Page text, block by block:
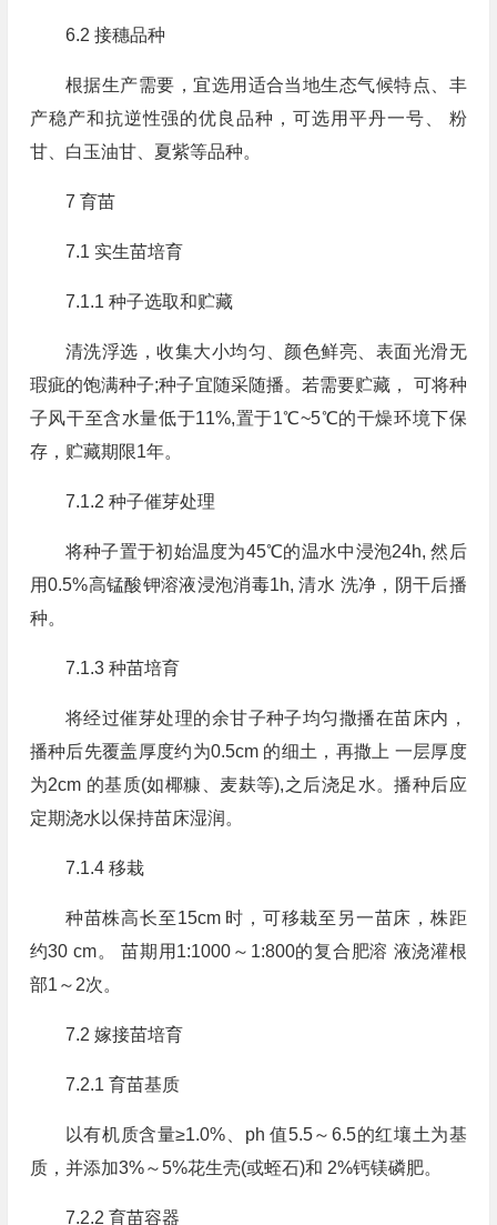
6.2 接穗品种
根据生产需要，宜选用适合当地生态气候特点、丰
产稳产和抗逆性强的优良品种，可选用平丹一号、 粉
甘、白玉油甘、夏紫等品种。
7 育苗
7.1 实生苗培育
7.1.1 种子选取和贮藏
清洗浮选，收集大小均匀、颜色鲜亮、表面光滑无
瑕疵的饱满种子;种子宜随采随播。若需要贮藏， 可将种
子风干至含水量低于11%,置于1℃~5℃的干燥环境下保
存，贮藏期限1年。
7.1.2 种子催芽处理
将种子置于初始温度为45℃的温水中浸泡24h, 然后
用0.5%高锰酸钾溶液浸泡消毒1h, 清水 洗净，阴干后播
种。
7.1.3 种苗培育
将经过催芽处理的余甘子种子均匀撒播在苗床内，
播种后先覆盖厚度约为0.5cm 的细土，再撒上 一层厚度
为2cm 的基质(如椰糠、麦麸等),之后浇足水。播种后应
定期浇水以保持苗床湿润。
7.1.4 移栽
种苗株高长至15cm 时，可移栽至另一苗床，株距
约30 cm。 苗期用1:1000～1:800的复合肥溶 液浇灌根
部1～2次。
7.2 嫁接苗培育
7.2.1 育苗基质
以有机质含量≥1.0%、ph 值5.5～6.5的红壤土为基
质，并添加3%～5%花生壳(或蛭石)和 2%钙镁磷肥。
7.2.2 育苗容器